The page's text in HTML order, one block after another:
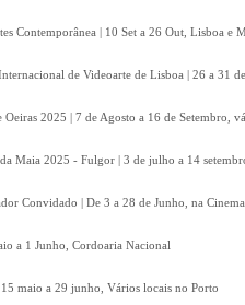
Contemporânea | 10 Set a 26 Out, Lisboa e
de Videoarte de Lisboa | 26 a 31
Oeiras 2025 | 7 de Agosto a 16 de Setembro,
Maia 2025 - Fulgor | 3 de julho a 14
Convidado | De 3 a 28 de Junho, na
a 1 Junho, Cordoaria Nacional
maio a 29 junho, Vários locais no Porto